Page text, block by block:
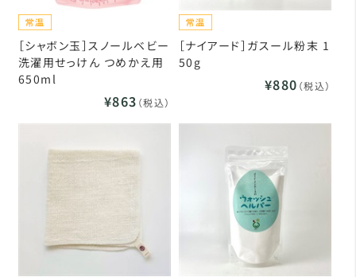
［シャボン玉］スノールベビー
洗濯用せっけん つめかえ用
650ml
¥863 （税込）
［ナイアード］ガスール粉末 1
50g
¥880 （税込）